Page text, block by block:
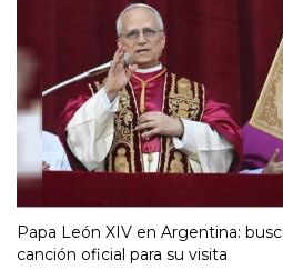
Papa León XIV en Argentina:
canción oficial para su visita